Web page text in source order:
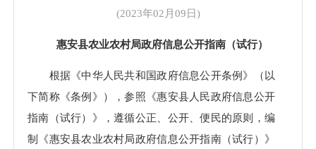
(2023年02月09日)
惠安县农业农村局政府信息公开指南（试行）
根据《中华人民共和国政府信息公开条例》（以
下简称《条例》），参照《惠安县人民政府信息公开
指南（试行）》，遵循公正、公开、便民的原则，编
制《惠安县农业农村局政府信息公开指南（试行）》